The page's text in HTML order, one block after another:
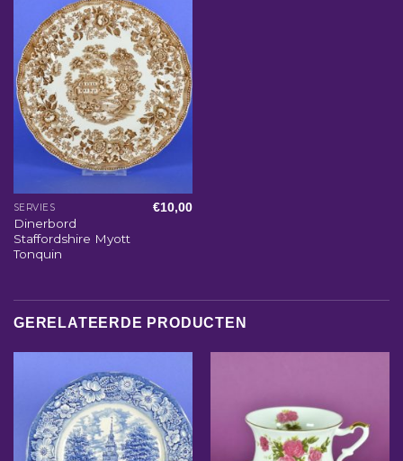
SERVIES
Dinerbord
Staffordshire Myott
Tonquin
€10,00
GERELATEERDE PRODUCTEN